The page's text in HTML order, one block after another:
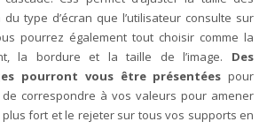
type d’écran que l’utilisateur consulte sur
pourrez également tout choisir comme la
la bordure et la taille de l’image. Des
pourront vous être présentées pour
correspondre à vos valeurs pour amener
fort et le rejeter sur tous vos supports en